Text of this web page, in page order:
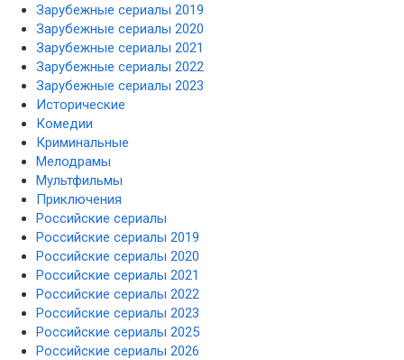
Зарубежные сериалы 2019
Зарубежные сериалы 2020
Зарубежные сериалы 2021
Зарубежные сериалы 2022
Зарубежные сериалы 2023
Исторические
Комедии
Криминальные
Мелодрамы
Мультфильмы
Приключения
Российские сериалы
Российские сериалы 2019
Российские сериалы 2020
Российские сериалы 2021
Российские сериалы 2022
Российские сериалы 2023
Российские сериалы 2025
Российские сериалы 2026